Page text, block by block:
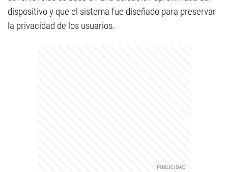
dispositivo y que el sistema fue diseñado para preservar
la privacidad de los usuarios.